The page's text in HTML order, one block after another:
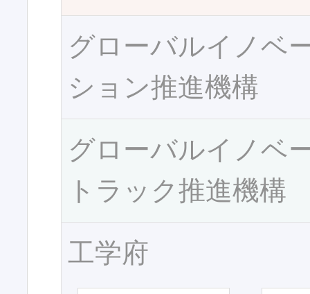
グローバルイノベ
ション推進機構
グローバルイノベ
トラック推進機構
工学府